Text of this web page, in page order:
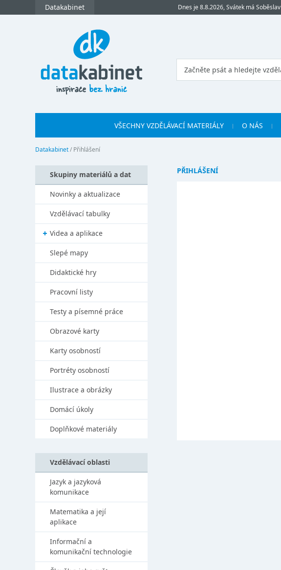
Datakabinet Dnes je 8.8.2026, Svátek má Soběslav
VŠECHNY VZDĚLÁVACÍ MATERIÁLY O NÁS
Datakabinet/ Přihlášení
PŘIHLÁŠENÍ
Skupiny materiálů a dat
Novinky a aktualizace
Vzdělávací tabulky
Videa a aplikace
Slepé mapy
Didaktické hry
Pracovní listy
Testy a písemné práce
Obrazové karty
Karty osobností
Portréty osobností
Ilustrace a obrázky
Domácí úkoly
Doplňkové materiály
Vzdělávací oblasti
Jazyk a jazyková
komunikace
Matematika a její
aplikace
Informační a
komunikační technologie